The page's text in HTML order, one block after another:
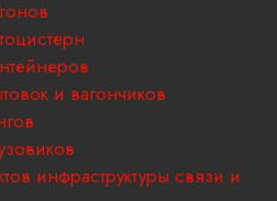
и вагончиков
инфраструктуры связи и